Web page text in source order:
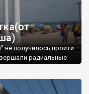
не получилось,пройти
радиальные